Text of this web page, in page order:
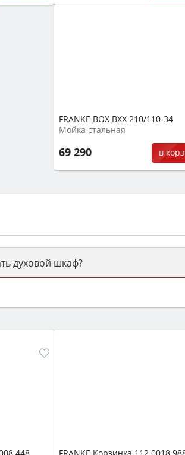
FRANKE BOX BXX 210/110-34
Мойка стальная
69 290 в
духовой шкаф?
не ниже A и нужные